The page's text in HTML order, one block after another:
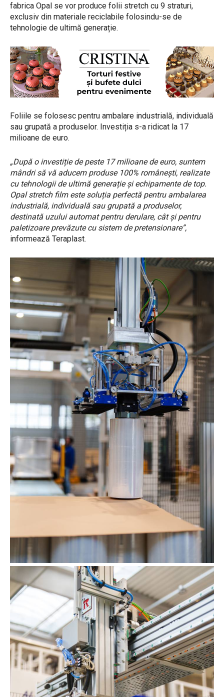
fabrica Opal se vor produce folii stretch cu 9 straturi,
exclusiv din materiale reciclabile folosindu-se de
tehnologie de ultimă generație.
Foliile se folosesc pentru ambalare industrială, individuală
sau grupată a produselor. Investiția s-a ridicat la 17
milioane de euro.
„După o investiție de peste 17 milioane de euro, suntem
mândri să vă aducem produse 100% românești, realizate
cu tehnologii de ultimă generație și echipamente de top.
Opal stretch film este soluția perfectă pentru ambalarea
industrială, individuală sau grupată a produselor,
destinată uzului automat pentru derulare, cât și pentru
paletizoare prevăzute cu sistem de pretensionare”,
informează Teraplast.